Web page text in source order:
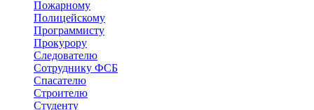
Пожарному
Полицейскому
Программисту
Прокурору
Следователю
Сотруднику ФСБ
Спасателю
Строителю
Студенту